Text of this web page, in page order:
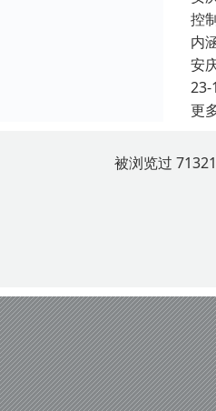
控
内
安
23-
更
被浏览过